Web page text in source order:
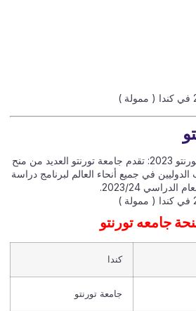
منح القبول الدولية بجامعة تورنتو 2023: تقدم جامعة تورنتو العديد من منح
في جميع أنحاء العالم لبرنامج دراسة
2023/24.
تورنتو
جامعة تورنتو